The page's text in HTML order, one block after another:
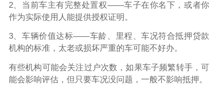
2、当前车主有完整处置权——车子在你名下，或者你
作为实际使用人能提供授权证明。
3、车辆价值达标——车龄、里程、车况符合抵押贷款
机构的标准，太老或损坏严重的车可能不好办。
有些机构可能会关注过户次数，如果车子频繁转手，可
能会影响评估，但只要车况没问题，一般不影响抵押。